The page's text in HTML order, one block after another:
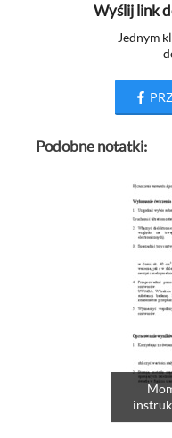
Wyślij link
Jednym
Podobne notatki: